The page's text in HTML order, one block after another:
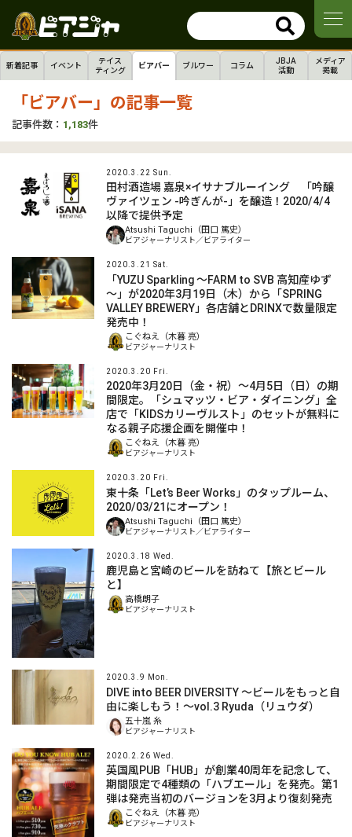
新着記事 イベント
テイス
ティング
ビアバー ブルワー コラム
JBJA
活動
メディア
掲載
「ビアバー」の記事一覧
記事件数： 1,183件
2020.3.22 Sun.
田村酒造場 嘉泉×イサナブルーイング 「吟醸
ヴァイツェン -吟ぎんが-」を醸造！2020/4/4
以降で提供予定
Atsushi Taguchi（田口 篤史）
ビアジャーナリスト／ビアライター
2020.3.21 Sat.
「YUZU Sparkling ～FARM to SVB 高知産ゆず
～」が2020年3月19日（木）から「SPRING
VALLEY BREWERY」各店舗とDRINXで数量限定
発売中！
こぐねえ（木暮 亮）
ビアジャーナリスト
2020.3.20 Fri.
2020年3月20日（金・祝）～4月5日（日）の期
間限定。「シュマッツ・ビア・ダイニング」全
店で「KIDSカリーヴルスト」のセットが無料に
なる親子応援企画を開催中！
こぐねえ（木暮 亮）
ビアジャーナリスト
2020.3.20 Fri.
東十条「Let’s Beer Works」のタップルーム、
2020/03/21にオープン！
Atsushi Taguchi（田口 篤史）
ビアジャーナリスト／ビアライター
2020.3.18 Wed.
鹿児島と宮崎のビールを訪ねて【旅とビール
と】
高橋朗子
ビアジャーナリスト
2020.3.9 Mon.
DIVE into BEER DIVERSITY 〜ビールをもっと自
由に楽しもう！〜vol.3 Ryuda（リュウダ）
五十嵐 糸
ビアジャーナリスト
2020.2.26 Wed.
英国風PUB「HUB」が創業40周年を記念して、
期間限定で4種類の「ハブエール」を発売。第1
弾は発売当初のバージョンを3月より復刻発売
こぐねえ（木暮 亮）
ビアジャーナリスト